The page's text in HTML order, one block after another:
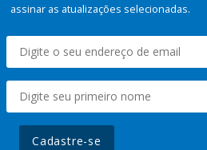
assinar as atualizações selecionadas.
Cadastre-se